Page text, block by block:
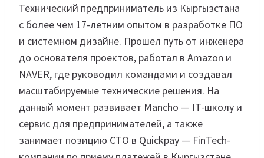
Технический предприниматель из Кыргызстана
с более чем 17-летним опытом в разработке ПО
и системном дизайне. Прошел путь от инженера
до основателя проектов, работал в Amazon и
NAVER, где руководил командами и создавал
масштабируемые технические решения. На
данный момент развивает Mancho — IT-школу и
сервис для предпринимателей, а также
занимает позицию CTO в Quickpay — FinTech-